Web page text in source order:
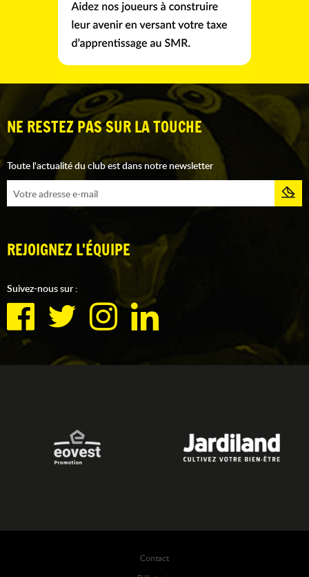
NE RESTEZ PAS SUR LA TOUCHE
Toute l'actualité du club est dans notre newsletter
REJOIGNEZ L'ÉQUIPE
Suivez-nous sur :
Contact